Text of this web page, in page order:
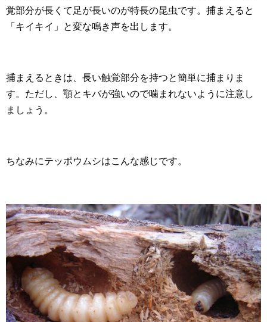
覚部分が長くて足が長いのが特長の昆虫です。捕まえると
「キイキイ」と変な鳴き声を出します。
捕まえるときは、長い触覚部分を持つと簡単に捕まりま
す。ただし、顎とキバが強いので噛まれないように注意し
ましょう。
ちなみにテッポウムシはこんな感じです。